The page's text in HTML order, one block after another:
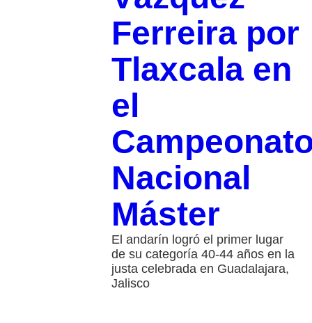
Ferreira por
Tlaxcala en
el
Nacional
Máster
El andarín logró el primer lugar
de su categoría 40-44 años en la
justa celebrada en Guadalajara,
Jalisco